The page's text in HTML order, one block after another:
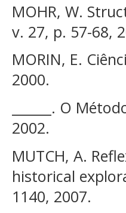
MOHR, W.
v. 27, p. 57-68,
MORIN, E.
2000.
______. O
2002.
MUTCH, A.
historical
1140, 2007.